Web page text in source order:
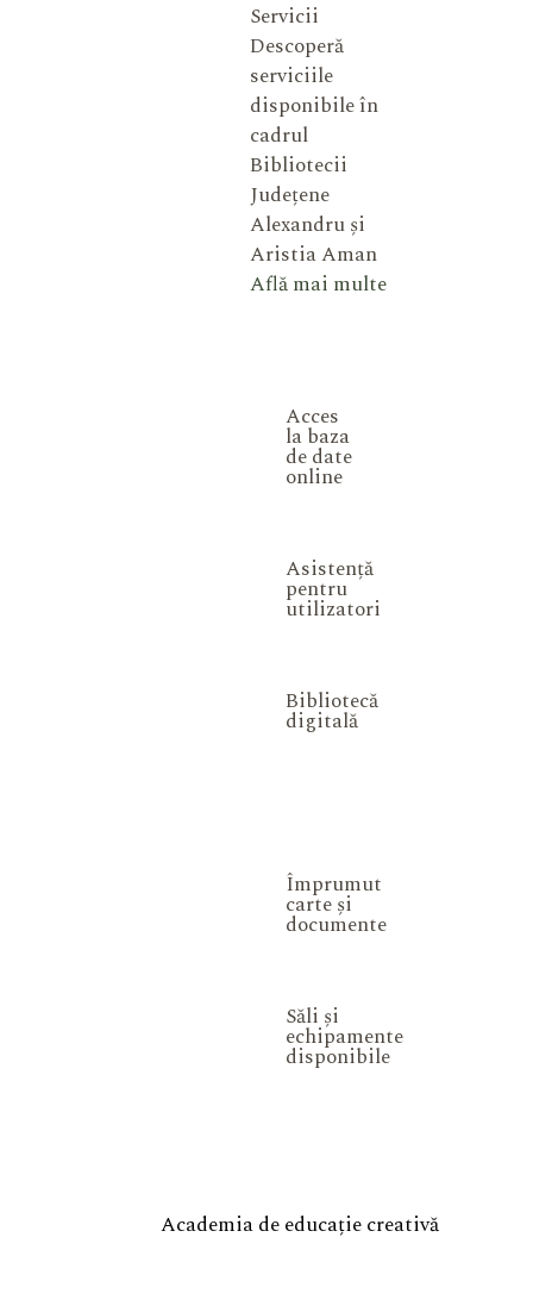
Servicii
Descoperă
serviciile
disponibile în
cadrul
Bibliotecii
Județene
Alexandru și
Aristia Aman
Află mai multe
Acces
la baza
de date
online
Asistență
pentru
utilizatori
Bibliotecă
digitală
Împrumut
carte și
documente
Săli și
echipamente
disponibile
Academia de educație creativă